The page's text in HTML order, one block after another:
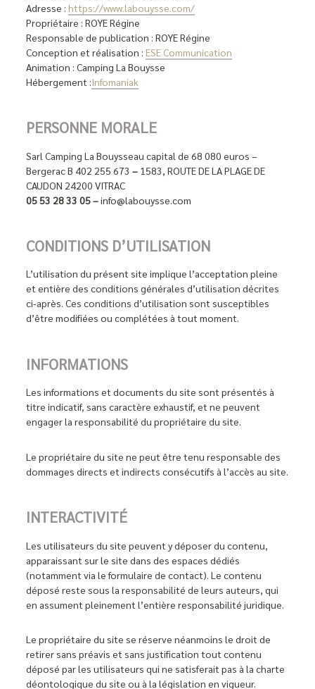
Adresse : https://www.labouysse.com/
Propriétaire : ROYE Régine
Responsable de publication : ROYE Régine
Conception et réalisation : ESE Communication
Animation : Camping La Bouysse
Hébergement :Infomaniak
PERSONNE MORALE
Sarl Camping La Bouysseau capital de 68 080 euros –
Bergerac B 402 255 673 – 1583, ROUTE DE LA PLAGE DE
CAUDON 24200 VITRAC
05 53 28 33 05 –info@labouysse.com
CONDITIONS D’UTILISATION
L’utilisation du présent site implique l’acceptation pleine
et entière des conditions générales d’utilisation décrites
ci-après. Ces conditions d’utilisation sont susceptibles
d’être modifiées ou complétées à tout moment.
INFORMATIONS
Les informations et documents du site sont présentés à
titre indicatif, sans caractère exhaustif, et ne peuvent
engager la responsabilité du propriétaire du site.
Le propriétaire du site ne peut être tenu responsable des
dommages directs et indirects consécutifs à l’accès au site.
INTERACTIVITÉ
Les utilisateurs du site peuvent y déposer du contenu,
apparaissant sur le site dans des espaces dédiés
(notamment via le formulaire de contact). Le contenu
déposé reste sous la responsabilité de leurs auteurs, qui
en assument pleinement l’entière responsabilité juridique.
Le propriétaire du site se réserve néanmoins le droit de
retirer sans préavis et sans justification tout contenu
déposé par les utilisateurs qui ne satisferait pas à la charte
déontologique du site ou à la législation en vigueur.